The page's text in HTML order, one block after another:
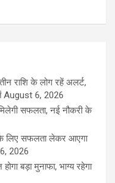
राशि के लोग रहें अलर्ट,
August 6, 2026
सफलता, नई नौकरी के
लिए सफलता लेकर आएगा
2026
बड़ा मुनाफा, भाग्य रहेगा